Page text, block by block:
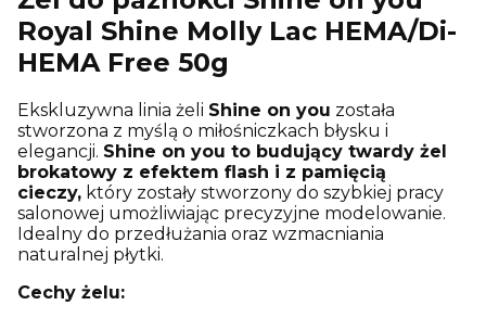
Royal Shine Molly Lac HEMA/Di-
HEMA Free 50g
Ekskluzywna linia żeli Shine on you została
stworzona z myślą o miłośniczkach błysku i
elegancji. Shine on you to budujący twardy żel
brokatowy z efektem flash i z pamięcią
cieczy, który zostały stworzony do szybkiej pracy
salonowej umożliwiając precyzyjne modelowanie.
Idealny do przedłużania oraz wzmacniania
naturalnej płytki.
Cechy żelu: